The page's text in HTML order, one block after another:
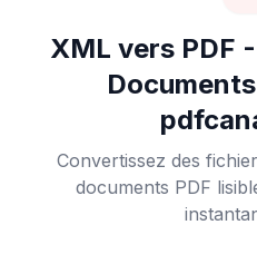
XML vers PDF
Documents
Convertissez des
documents PDF